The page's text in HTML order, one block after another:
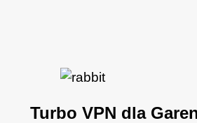
Turbo VPN dla